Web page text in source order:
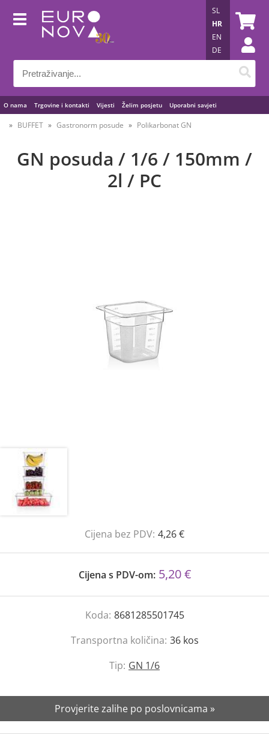
O nama Trgovine i kontakti Vijesti Želim posjetu Uporabni savjeti
SL
HR
EN
DE
BUFFET Gastronorm posude Polikarbonat GN
GN posuda / 1/6 / 150mm /
2l / PC
Cijena bez PDV: 4,26 €
Cijena s PDV-om: 5,20 €
Koda: 8681285501745
Transportna količina: 36 kos
Tip: GN 1/6
Provjerite zalihe po poslovnicama »